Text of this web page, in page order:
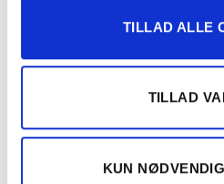
TILLAD ALLE
TILLAD
KUN
Digital instrumentering
El-håndbremse